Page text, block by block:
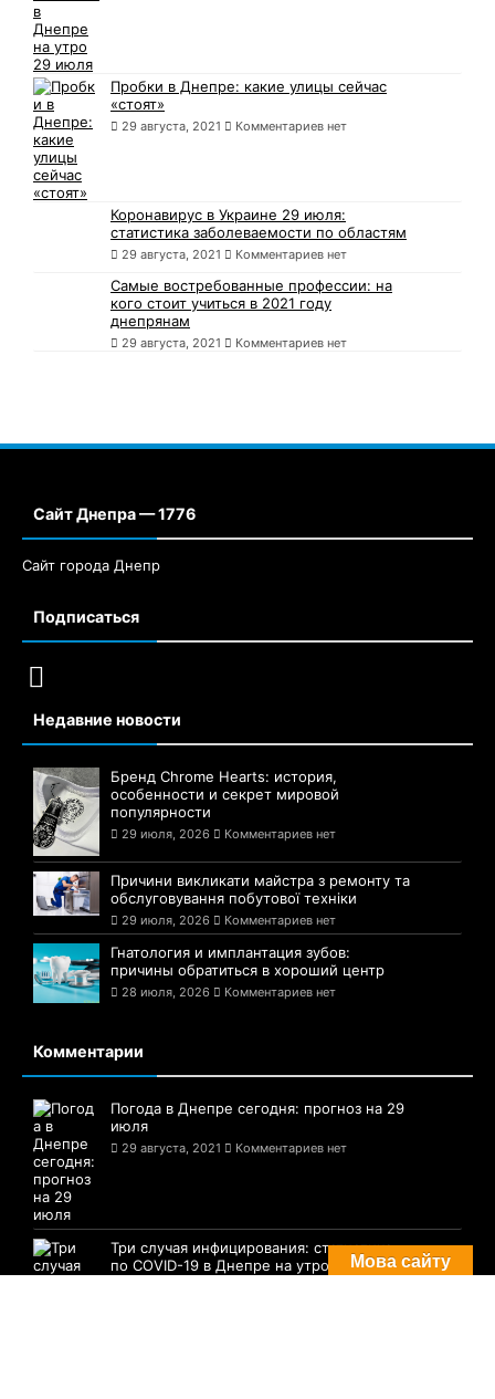
Пробки в Днепре: какие улицы сейчас
«стоят»
29 августа, 2021 Комментариев нет
Коронавирус в Украине 29 июля:
статистика заболеваемости по областям
29 августа, 2021 Комментариев нет
днепрянам
Сайт Днепра — 1776
Сайт города Днепр
Подписаться
Недавние новости
особенности и секрет мировой
популярности
29 июля, 2026
Причини викликати майстра з ремонту та
28 июля, 2026 Комментариев нет Мова сайту